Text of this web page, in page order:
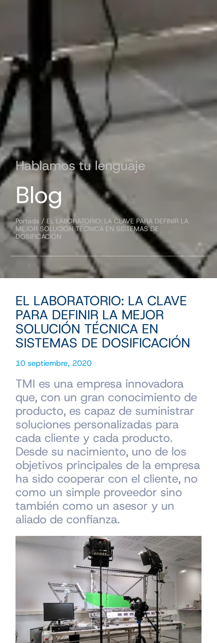
Hablamos tu lenguaje
Blog
Portada / EL LABORATORIO: LA CLAVE PARA DEFINIR LA
MEJOR SOLUCIÓN TÉCNICA EN SISTEMAS DE
DOSIFICACIÓN
EL LABORATORIO: LA CLAVE
PARA DEFINIR LA MEJOR
SOLUCIÓN TÉCNICA EN
SISTEMAS DE DOSIFICACIÓN
10 septiembre, 2020
TMI es una empresa innovadora
que, con un gran conocimiento de
producto, es capaz de suministrar
soluciones personalizadas para
cada cliente y cada producto.
Desde su nacimiento, uno de los
objetivos principales de la empresa
ha sido cooperar con el cliente, no
como un simple proveedor sino
también como un asesor y un
aliado de confianza.